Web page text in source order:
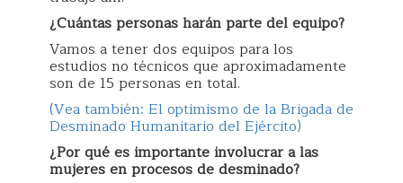
¿Cuántas personas harán parte del equipo?
Vamos a tener dos equipos para los
estudios no técnicos que aproximadamente
son de 15 personas en total.
(Vea también: El optimismo de la Brigada de
Desminado Humanitario del Ejército)
¿Por qué es importante involucrar a las
mujeres en procesos de desminado?